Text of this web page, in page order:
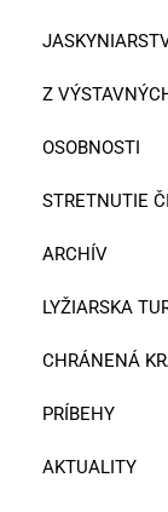
Z
OSOBNOSTI
STRETNUTIE
ARCHÍV
LYŽIARSKA
CHRÁNENÁ
PRÍBEHY
AKTUALITY